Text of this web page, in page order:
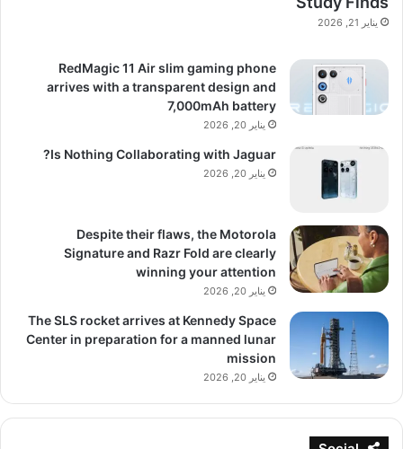
يناير 21, 2026
RedMagic 11 Air slim gaming phone
arrives with a transparent design and
7,000mAh battery
يناير 20, 2026
Is Nothing Collaborating with Jaguar?
يناير 20, 2026
Despite their flaws, the Motorola
Signature and Razr Fold are clearly
winning your attention
يناير 20, 2026
The SLS rocket arrives at Kennedy Space
Center in preparation for a manned lunar
mission
يناير 20, 2026